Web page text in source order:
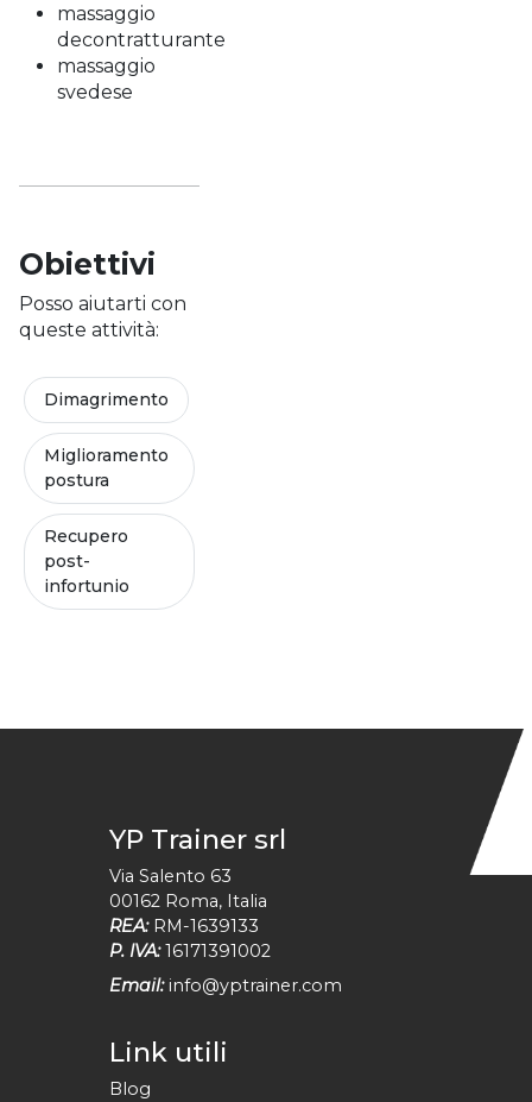
massaggio
decontratturante
massaggio
svedese
Obiettivi
Posso aiutarti con
queste attività:
Dimagrimento
Miglioramento
postura
Recupero
post-
infortunio
YP Trainer srl
Via Salento 63
00162 Roma, Italia
REA: RM-1639133
P. IVA: 16171391002
Email: info@yptrainer.com
Link utili
Blog